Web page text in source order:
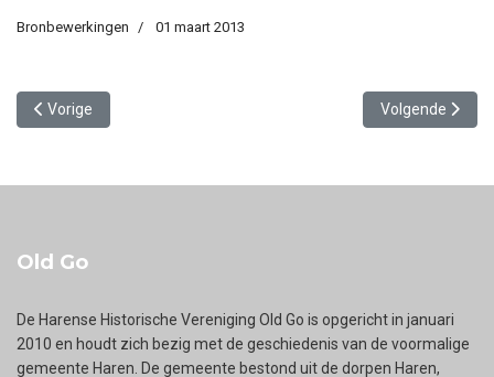
Bronbewerkingen 01 maart 2013
Vorig artikel: 16. Verordeningen en reglementen 1811-1920
Vorige Volgende
Volgende
Old Go
De Harense Historische Vereniging Old Go is opgericht in januari
2010 en houdt zich bezig met de geschiedenis van de voormalige
gemeente Haren. De gemeente bestond uit de dorpen Haren,